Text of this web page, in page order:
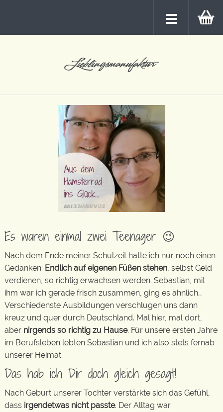
Es waren einmal zwei Teenager 😉
Nach dem Ende meiner Schulzeit hatte ich nur noch einen
Gedanken: Endlich auf eigenen Füßen stehen , selbst Geld
verdienen, so richtig erwachsen werden. Sebastian, mit
ihm war ich gerade frisch zusammen, ging es ähnlich…
Verschiedenste Ausbildungen verschlugen uns dann
kreuz und quer durch Deutschland. Mal hier, mal dort,
aber nirgends so richtig zu Hause. Für unsere ersten Jahre
im Berufsleben lebten Sebastian und ich also stets fernab
unserer Heimat.
Das hab ich Dir doch gleich gesagt!
Nach Geburt unserer Tochter verstärkte sich das Gefühl,
dass irgendetwas nicht passte. Der Alltag war